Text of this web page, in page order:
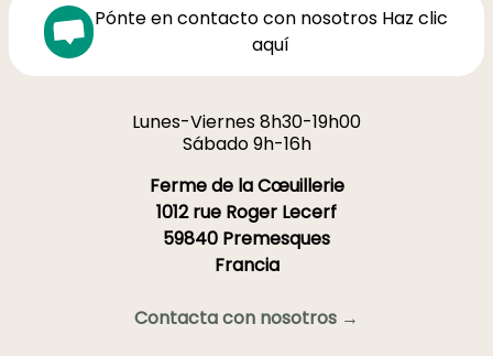
Pónte en contacto con nosotros Haz clic
aquí
Lunes-Viernes 8h30-19h00
Sábado 9h-16h
Ferme de la Cœuillerie
1012 rue Roger Lecerf
59840 Premesques
Francia
Contacta con nosotros →